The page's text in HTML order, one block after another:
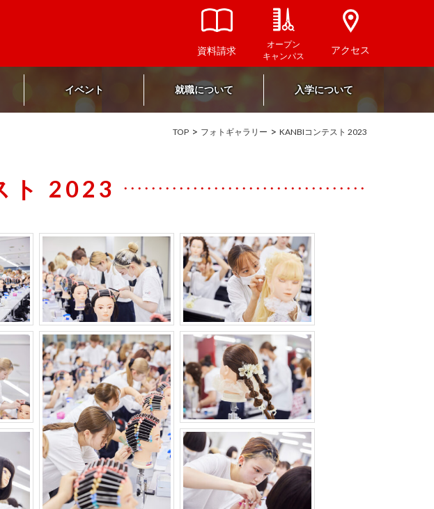
アクセス
オープン
キャンパス
資料請求
イベント 就職について 入学について
TOP フォトギャラリー KANBIコンテスト 2023
ト 2023